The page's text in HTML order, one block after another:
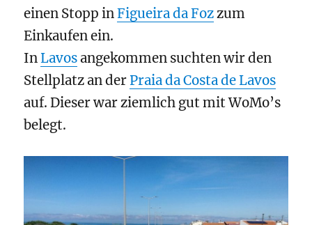
einen Stopp inFigueira da Fozzum
Einkaufen ein.
InLavosangekommen suchten wir den
Stellplatz an derPraia da Costa de Lavos
auf. Dieser war ziemlich gut mit WoMo’s
belegt.